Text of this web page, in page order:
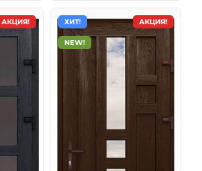
АКЦИЯ! АКЦИЯ!
ХИТ!
NEW!